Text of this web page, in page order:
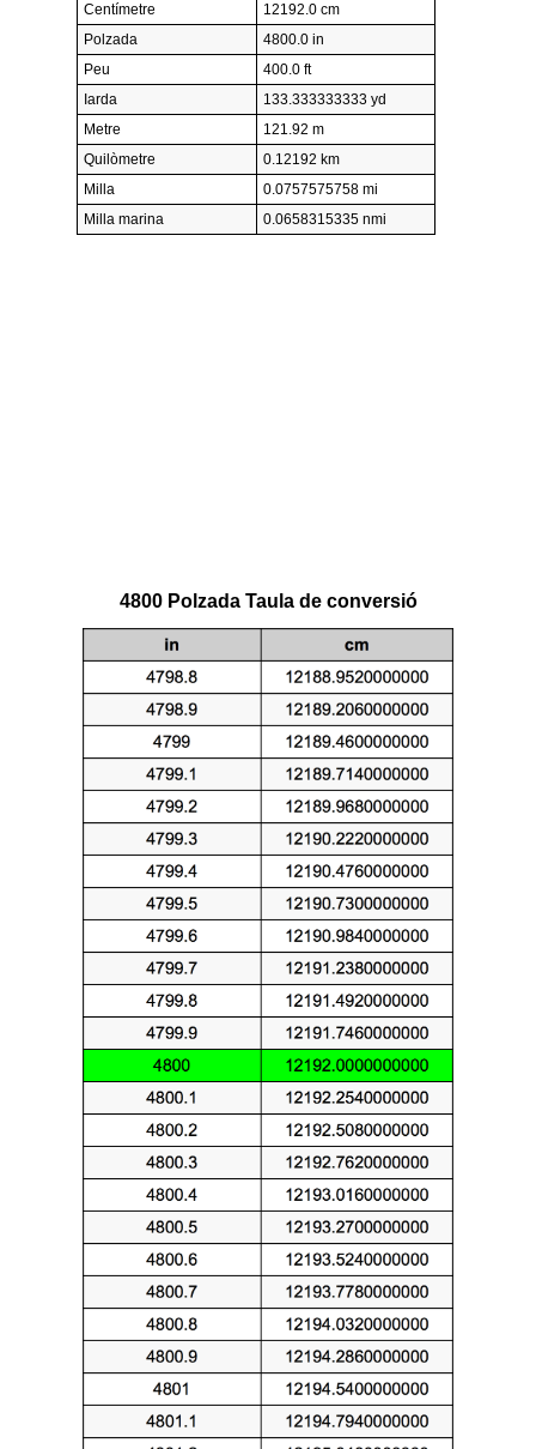
Centímetre
12192.0 cm
Polzada
4800.0 in
Peu
400.0 ft
Iarda
133.333333333 yd
Metre
121.92 m
Quilòmetre
0.12192 km
Milla
0.0757575758 mi
Milla marina
0.0658315335 nmi
4800 Polzada Taula de conversió